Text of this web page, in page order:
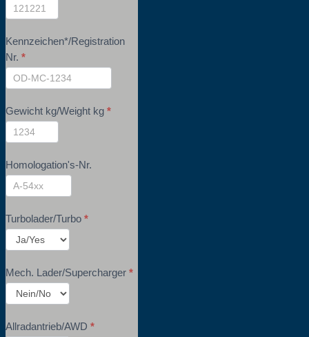
Kennzeichen*/Registration
Nr. *
Gewicht kg/Weight kg *
Homologation's-Nr.
Turbolader/Turbo *
Mech. Lader/Supercharger *
Allradantrieb/AWD *